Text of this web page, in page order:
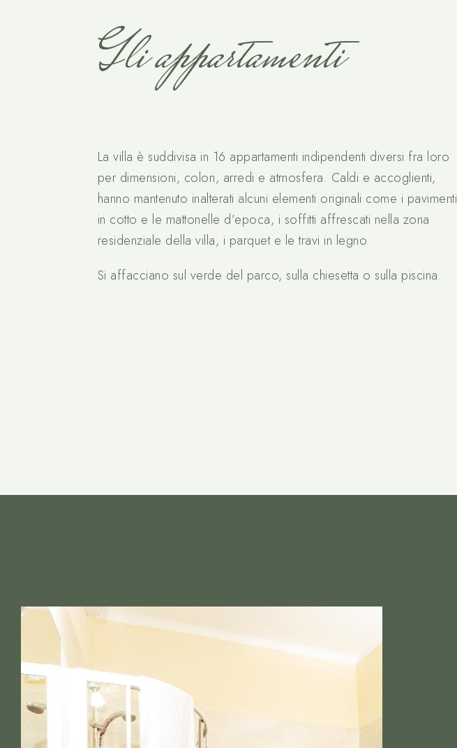
Gli appartamenti
La villa è suddivisa in 16 appartamenti indipendenti diversi fra loro
per dimensioni, colori, arredi e atmosfera. Caldi e accoglienti,
hanno mantenuto inalterati alcuni elementi originali come i pavimenti
in cotto e le mattonelle d’epoca, i soffitti affrescati nella zona
residenziale della villa, i parquet e le travi in legno.
Si affacciano sul verde del parco, sulla chiesetta o sulla piscina.